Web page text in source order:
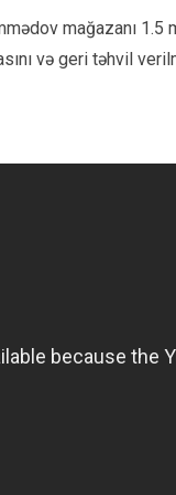
mağazanı
və geri təhvil